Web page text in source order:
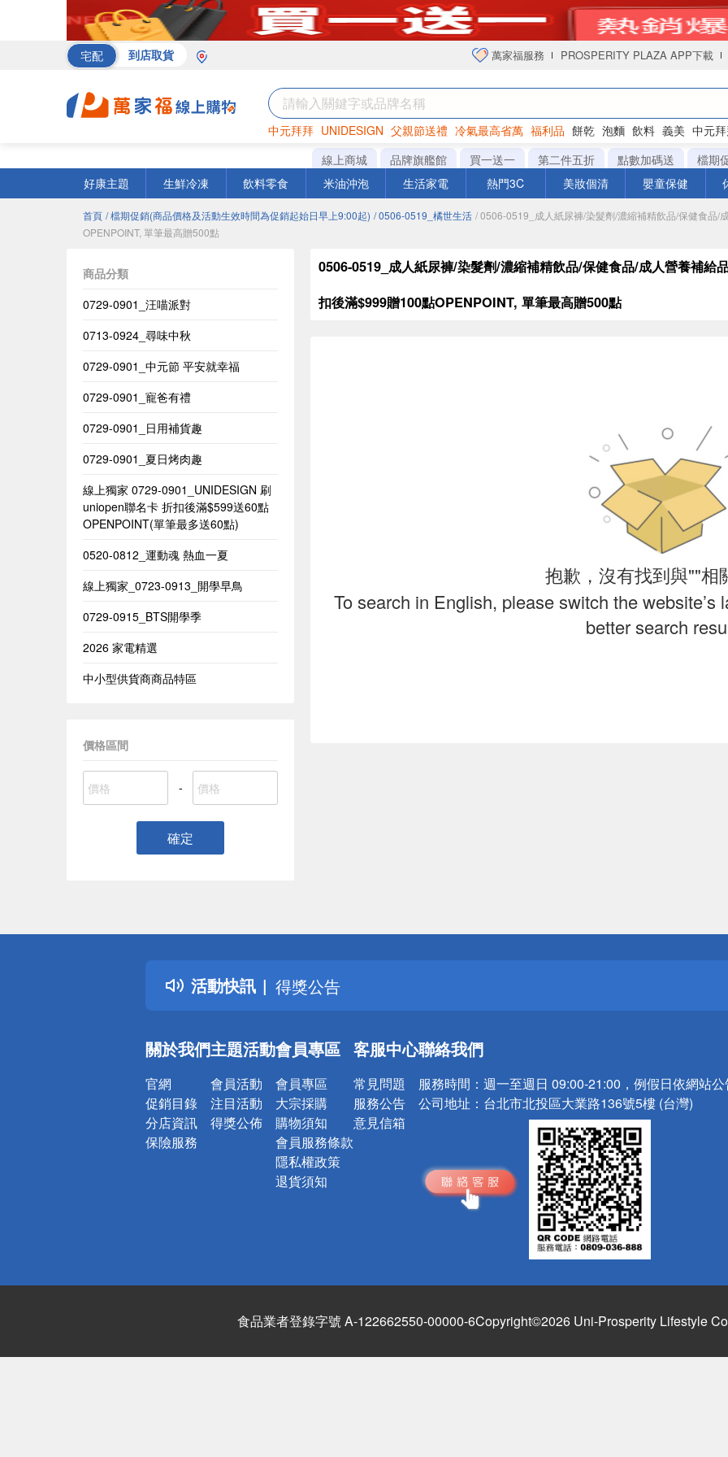
宅配 到店取貨 萬家福服務 PROSPERITY PLAZA APP下載
中元拜拜 UNIDESIGN 父親節送禮 冷氣最高省萬 福利品 餅乾 泡麵 飲料 義美 中元
海苔 巧克力 衛生紙
線上商城 品牌旗艦館 買一送一 第二件五折 點數加碼送 檔期
好康主題
生鮮冷凍 飲料零食 米油沖泡 生活家電 熱門3C 美妝個清 嬰童保健
首頁 / 檔期促銷(商品價格及活動生效時間為促銷起始日早上9:00起) / 0506-0519_橘世生活 / 0506-0519_成人紙尿褲/染髮劑/濃縮補精飲品/保健食品
OPENPOINT, 單筆最高贈500點
商品分類
0729-0901_汪喵派對
0713-0924_尋味中秋
0729-0901_中元節 平安就幸福
0729-0901_寵爸有禮
0729-0901_日用補貨趣
0729-0901_夏日烤肉趣
線上獨家 0729-0901_UNIDESIGN​ 刷
uniopen聯名卡 折扣後滿$599送60點
OPENPOINT(單筆最多送60點)​
0520-0812_運動魂 熱血一夏
線上獨家_0723-0913_開學早鳥
0729-0915_BTS開學季
2026 家電精選
中小型供貨商商品特區
價格區間
-
確定
0506-0519_成人紙尿褲/染髮劑/濃縮補精飲品/保健食品/成人營養補給
扣後滿$999贈100點OPENPOINT, 單筆最高贈500點
抱歉，沒有找到與""相
To search in English, please switch the
better search
活動快訊
得獎公告
熱門話題
銀行優惠
偏遠地區配送
詐騙網頁！請小心！
關於我們
官網
促銷目錄
分店資訊
保險服務
主題活動
會員活動
注目活動
得獎公佈
會員專區
會員專區
大宗採購
購物須知
會員服務條款
隱私權政策
退貨須知
客服中心
常見問題
服務公告
意見信箱
聯絡我們
服務時間： 週一至週日 09:00-21:00，例假日依網站
公司地址： 台北市北投區大業路136號5樓 (台灣)
食品業者登錄字號 A-122662550-00000-6Copyright©2026 Uni-Prosperity Lifestyle